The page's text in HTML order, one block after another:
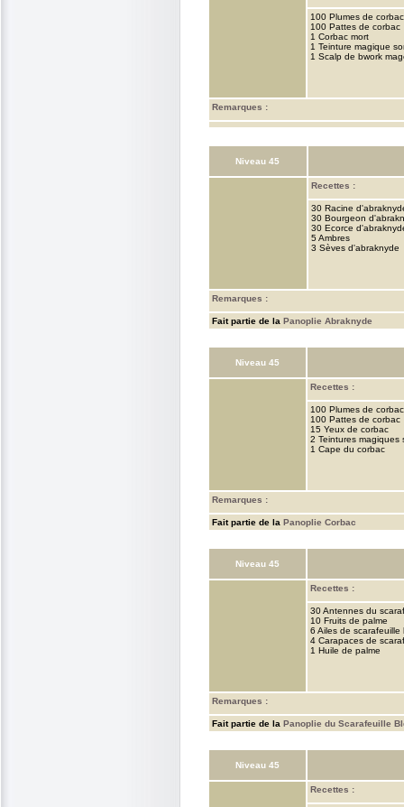
100 Plumes de corbac
100 Pattes de corbac
1 Corbac mort
1 Teinture magique
1 Scalp de bwork
Remarques :
Niveau 45
Recettes :
30 Racine
30 Bourgeon
30 Ecorce
5 Ambres
3 Sèves d'abraknyde
Remarques :
Fait partie de la Panoplie Abraknyde
Niveau 45
Recettes :
100 Plumes de corbac
100 Pattes de corbac
15 Yeux de corbac
2 Teintures magiques
1 Cape du corbac
Remarques :
Fait partie de la Panoplie Corbac
Niveau 45
Recettes :
30 Antennes du
10 Fruits de palme
6 Ailes de scarafeuille
4 Carapaces de
1 Huile de palme
Remarques :
Fait partie de la Panoplie du Scarafeuille
Niveau 45
Recettes :